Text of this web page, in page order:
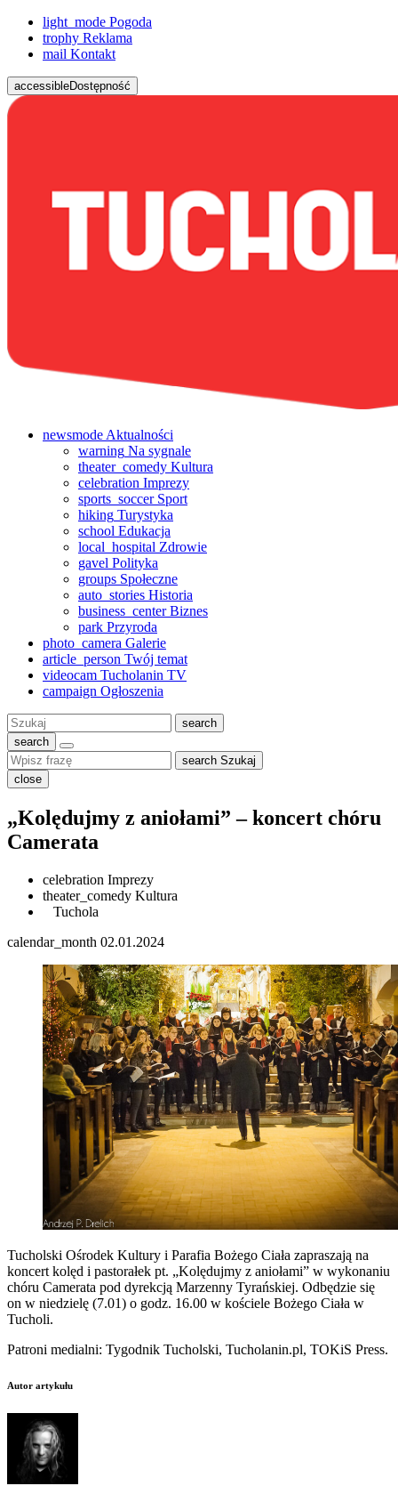
light_mode Pogoda
trophy Reklama
mail Kontakt
accessibleDostępność
newsmode Aktualności
warning Na sygnale
theater_comedy Kultura
celebration Imprezy
sports_soccerSport
hiking Turystyka
school Edukacja
local_hospital Zdrowie
gavel Polityka
groups Społeczne
auto_stories Historia
business_centerBiznes
park Przyroda
photo_camera Galerie
article_person Twój temat
videocam Tucholanin TV
campaign Ogłoszenia
Szukaj:
search
search
search Szukaj
close
„Kolędujmy z aniołami” – koncert chóru
Camerata
celebration Imprezy
theater_comedy Kultura
Tuchola
calendar_month 02.01.2024
Tucholski Ośrodek Kultury i Parafia Bożego Ciała zapraszają na
koncert kolęd i pastorałek pt. „Kolędujmy z aniołami” w wykonaniu
chóru Camerata pod dyrekcją Marzenny Tyrańskiej. Odbędzie się
on w niedzielę (7.01) o godz. 16.00 w kościele Bożego Ciała w
Tucholi.
Patroni medialni: Tygodnik Tucholski, Tucholanin.pl, TOKiS Press.
Autor artykułu